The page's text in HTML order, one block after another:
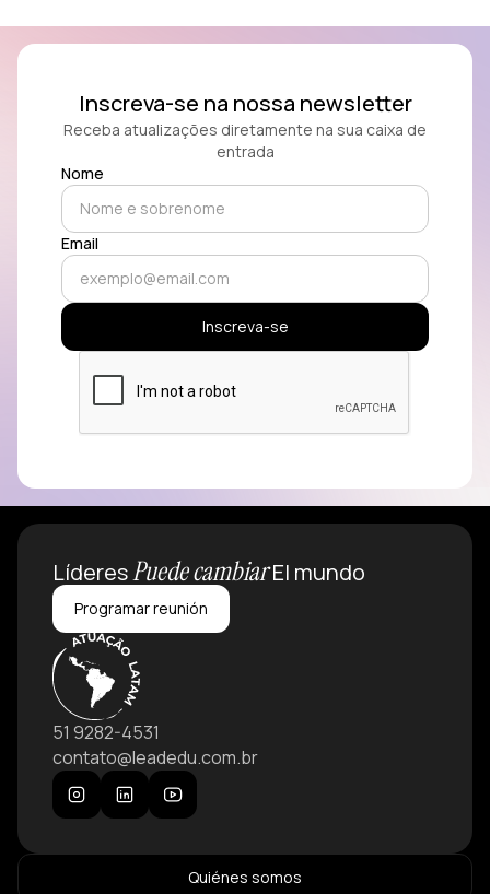
Inscreva-se na nossa newsletter
Receba atualizações diretamente na sua caixa de
entrada
Nome
Email
LíderesPuede cambiarEl mundo
Programar reunión
51 9282-4531
contato@leadedu.com.br
Quiénes somos